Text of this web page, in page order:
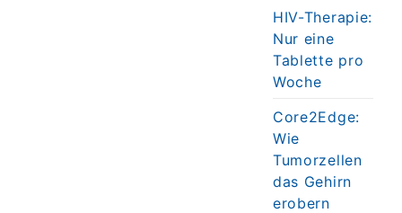
HIV-Therapie:
Nur eine
Tablette pro
Woche
Core2Edge:
Wie
Tumorzellen
das Gehirn
erobern